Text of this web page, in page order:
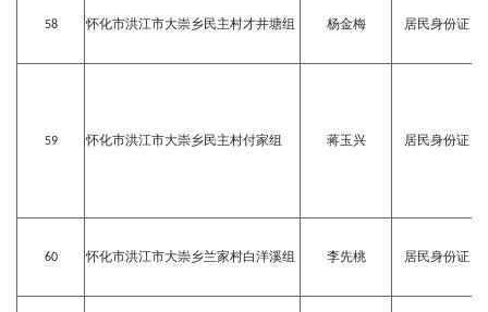
58 怀化市洪江市大崇乡民主村才井塘组 杨金梅 居民身份证
59 怀化市洪江市大崇乡民主村付家组 蒋玉兴 居民身份证
60 怀化市洪江市大崇乡兰家村白洋溪组 李先桃 居民身份证